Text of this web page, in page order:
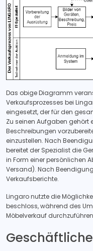
Das obige Diagramm
Verkaufsprozesses bei
eingesetzt, der für den
Zu seinen Aufgaben gehört
Beschreibungen
einzustellen. Nach
bereitet der Spezialist die
in Form einer persönlichen
Versand). Nach
Verkaufsberichte.
Lingaro nutzte die
beschloss, während des
Möbelverkauf